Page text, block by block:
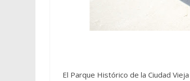
El Parque Histórico de la Ciudad